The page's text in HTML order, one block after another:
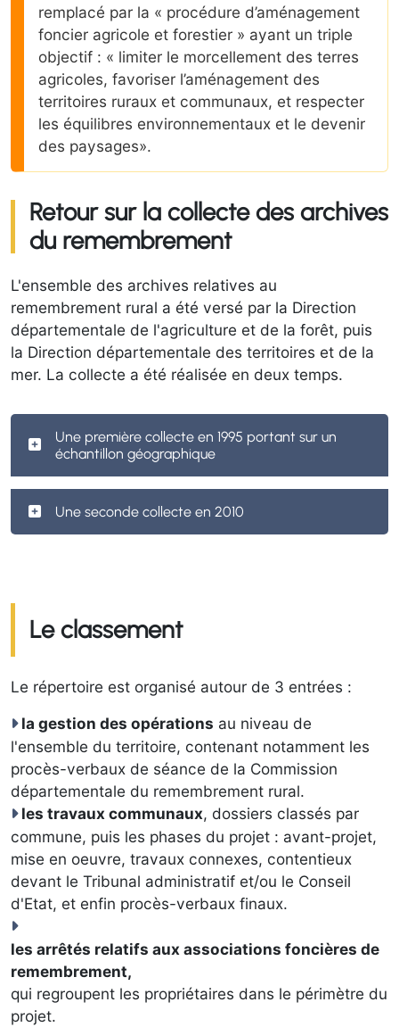
remplacé par la « procédure d’aménagement
foncier agricole et forestier » ayant un triple
objectif : « limiter le morcellement des terres
agricoles, favoriser l’aménagement des
territoires ruraux et communaux, et respecter
les équilibres environnementaux et le devenir
des paysages».
Retour sur la collecte des archives
du remembrement
L'ensemble des archives relatives au
remembrement rural a été versé par la Direction
départementale de l'agriculture et de la forêt, puis
la Direction départementale des territoires et de la
mer. La collecte a été réalisée en deux temps.
Une première collecte en 1995 portant sur un
échantillon géographique
Une seconde collecte en 2010
Le classement
Le répertoire est organisé autour de 3 entrées :
la gestion des opérations au niveau de
l'ensemble du territoire, contenant notamment les
procès-verbaux de séance de la Commission
départementale du remembrement rural.
les travaux communaux, dossiers classés par
commune, puis les phases du projet : avant-projet,
mise en oeuvre, travaux connexes, contentieux
devant le Tribunal administratif et/ou le Conseil
d'Etat, et enfin procès-verbaux finaux.
les arrêtés relatifs aux associations foncières de
remembrement,
qui regroupent les propriétaires dans le périmètre du
projet.